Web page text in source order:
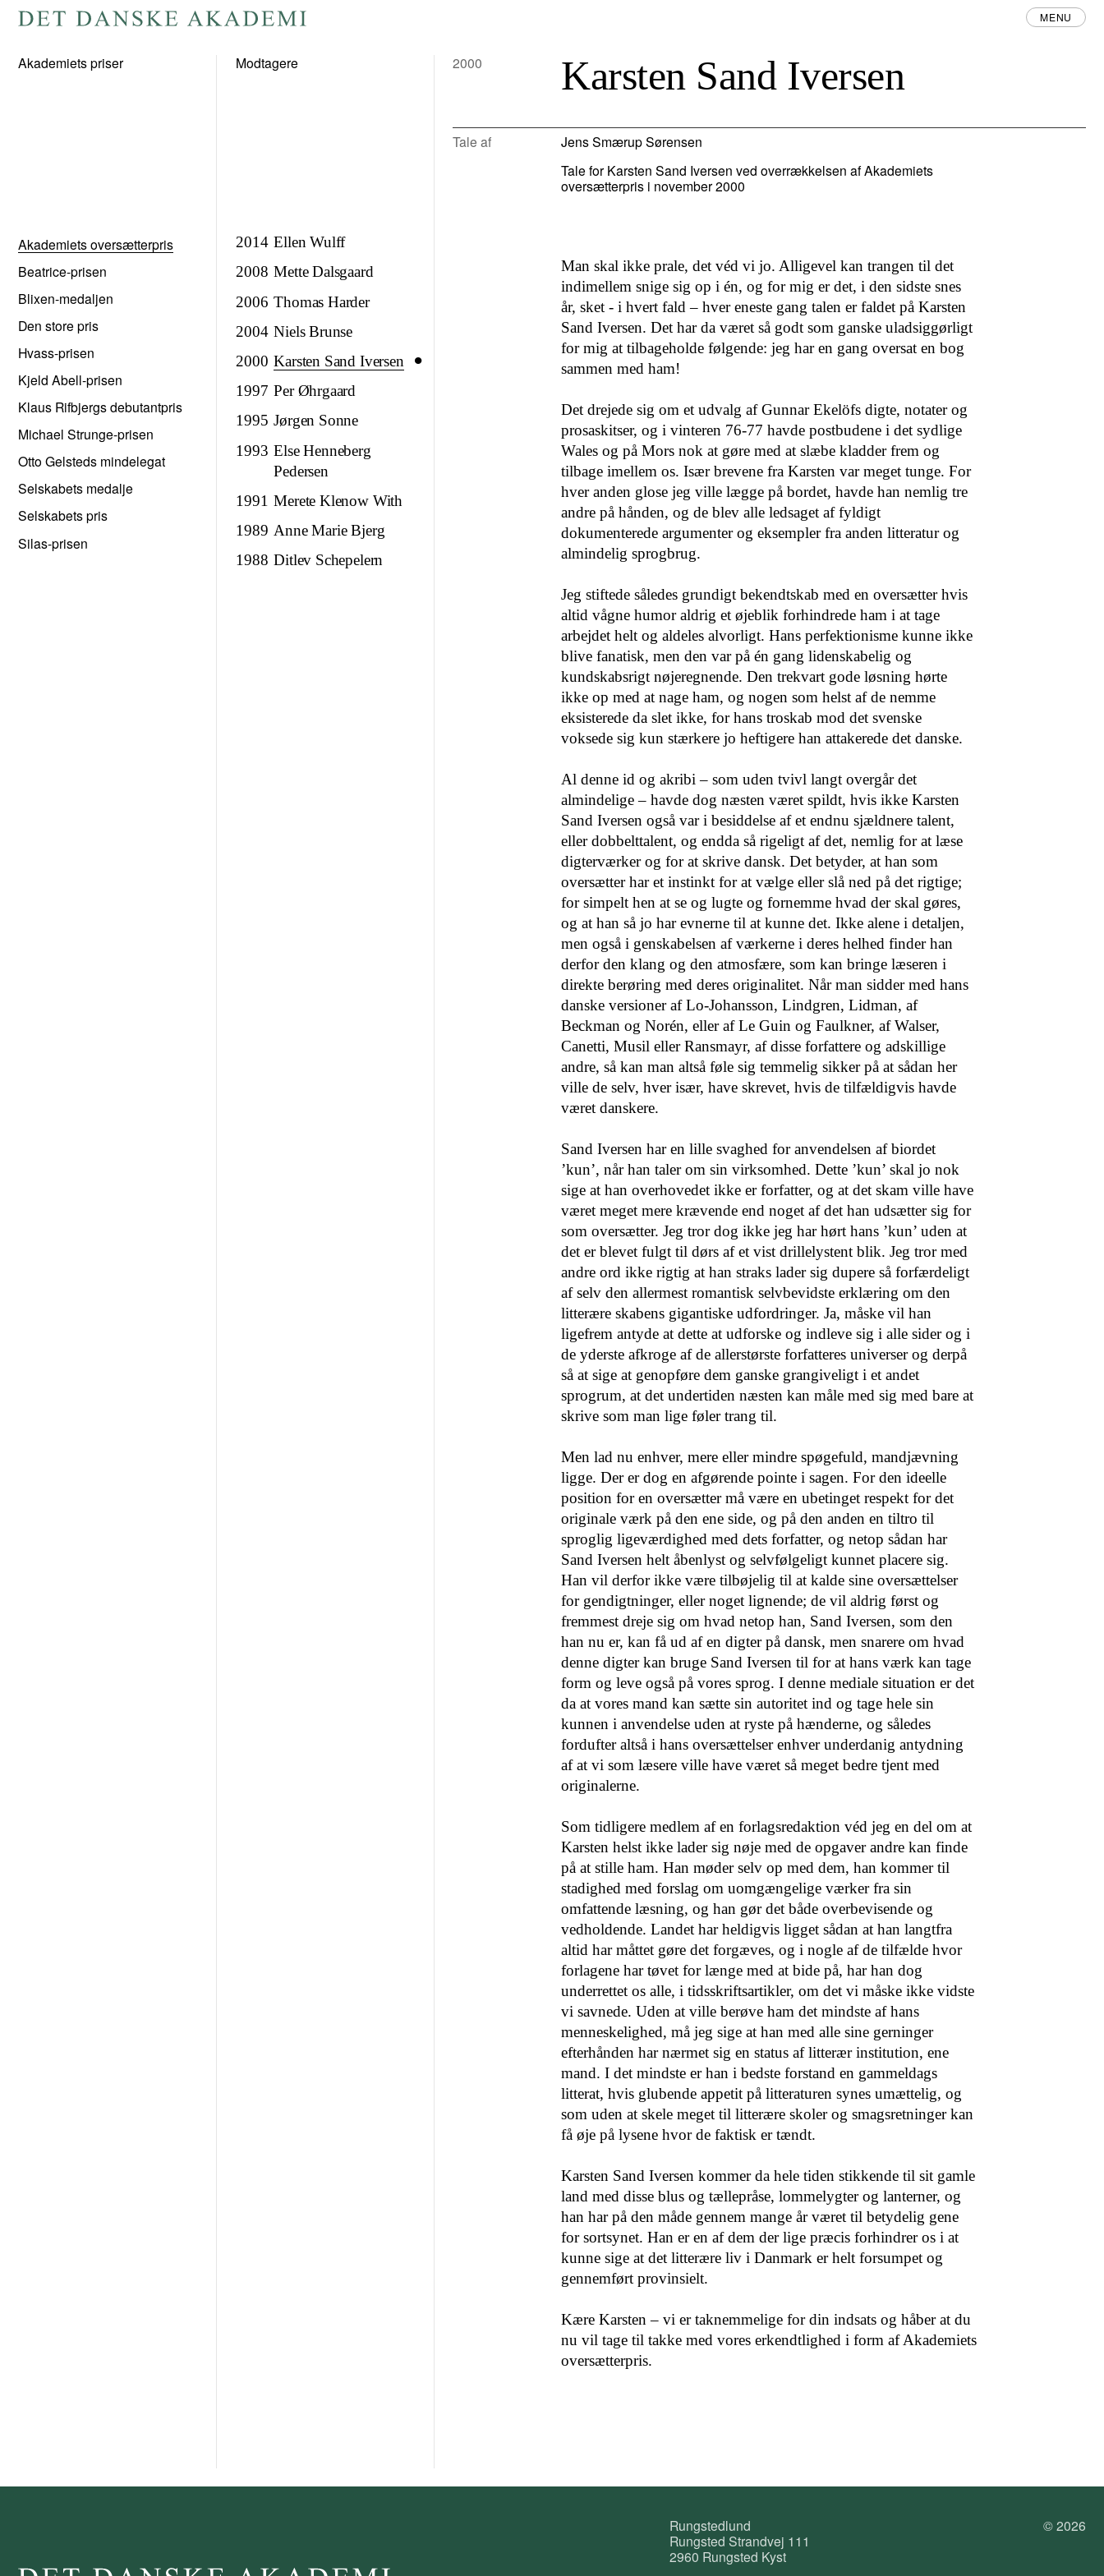
forsiden
MENU
Akademiets priser
Akademiets oversætterpris
Beatrice-prisen
Blixen-medaljen
Den store pris
Hvass-prisen
Kjeld Abell-prisen
Klaus Rifbjergs debutantpris
Michael Strunge-prisen
Otto Gelsteds mindelegat
Selskabets medalje
Selskabets pris
Silas-prisen
Modtagere
2014 Ellen Wulff
2008 Mette Dalsgaard
2006 Thomas Harder
2004 Niels Brunse
2000 Karsten Sand Iversen
1997 Per Øhrgaard
1995 Jørgen Sonne
1993 Else Henneberg
Pedersen
1991 Merete Klenow With
1989 Anne Marie Bjerg
1988 Ditlev Schepelern
2000 Karsten Sand Iversen
Tale af
Jens Smærup Sørensen
Tale for Karsten Sand Iversen ved overrækkelsen af Akademiets
oversætterpris i november 2000
Man skal ikke prale, det véd vi jo. Alligevel kan trangen til det
indimellem snige sig op i én, og for mig er det, i den sidste snes
år, sket - i hvert fald – hver eneste gang talen er faldet på Karsten
Sand Iversen. Det har da været så godt som ganske uladsiggørligt
for mig at tilbageholde følgende: jeg har en gang oversat en bog
sammen med ham!
Det drejede sig om et udvalg af Gunnar Ekelöfs digte, notater og
prosaskitser, og i vinteren 76-77 havde postbudene i det sydlige
Wales og på Mors nok at gøre med at slæbe kladder frem og
tilbage imellem os. Især brevene fra Karsten var meget tunge. For
hver anden glose jeg ville lægge på bordet, havde han nemlig tre
andre på hånden, og de blev alle ledsaget af fyldigt
dokumenterede argumenter og eksempler fra anden litteratur og
almindelig sprogbrug.
Jeg stiftede således grundigt bekendtskab med en oversætter hvis
altid vågne humor aldrig et øjeblik forhindrede ham i at tage
arbejdet helt og aldeles alvorligt. Hans perfektionisme kunne ikke
blive fanatisk, men den var på én gang lidenskabelig og
kundskabsrigt nøjeregnende. Den trekvart gode løsning hørte
ikke op med at nage ham, og nogen som helst af de nemme
eksisterede da slet ikke, for hans troskab mod det svenske
voksede sig kun stærkere jo heftigere han attakerede det danske.
Al denne id og akribi – som uden tvivl langt overgår det
almindelige – havde dog næsten været spildt, hvis ikke Karsten
Sand Iversen også var i besiddelse af et endnu sjældnere talent,
eller dobbelttalent, og endda så rigeligt af det, nemlig for at læse
digterværker og for at skrive dansk. Det betyder, at han som
oversætter har et instinkt for at vælge eller slå ned på det rigtige;
for simpelt hen at se og lugte og fornemme hvad der skal gøres,
og at han så jo har evnerne til at kunne det. Ikke alene i detaljen,
men også i genskabelsen af værkerne i deres helhed finder han
derfor den klang og den atmosfære, som kan bringe læseren i
direkte berøring med deres originalitet. Når man sidder med hans
danske versioner af Lo-Johansson, Lindgren, Lidman, af
Beckman og Norén, eller af Le Guin og Faulkner, af Walser,
Canetti, Musil eller Ransmayr, af disse forfattere og adskillige
andre, så kan man altså føle sig temmelig sikker på at sådan her
ville de selv, hver især, have skrevet, hvis de tilfældigvis havde
været danskere.
Sand Iversen har en lille svaghed for anvendelsen af biordet
’kun’, når han taler om sin virksomhed. Dette ’kun’ skal jo nok
sige at han overhovedet ikke er forfatter, og at det skam ville have
været meget mere krævende end noget af det han udsætter sig for
som oversætter. Jeg tror dog ikke jeg har hørt hans ’kun’ uden at
det er blevet fulgt til dørs af et vist drillelystent blik. Jeg tror med
andre ord ikke rigtig at han straks lader sig dupere så forfærdeligt
af selv den allermest romantisk selvbevidste erklæring om den
litterære skabens gigantiske udfordringer. Ja, måske vil han
ligefrem antyde at dette at udforske og indleve sig i alle sider og i
de yderste afkroge af de allerstørste forfatteres universer og derpå
så at sige at genopføre dem ganske grangiveligt i et andet
sprogrum, at det undertiden næsten kan måle med sig med bare at
skrive som man lige føler trang til.
Men lad nu enhver, mere eller mindre spøgefuld, mandjævning
ligge. Der er dog en afgørende pointe i sagen. For den ideelle
position for en oversætter må være en ubetinget respekt for det
originale værk på den ene side, og på den anden en tiltro til
sproglig ligeværdighed med dets forfatter, og netop sådan har
Sand Iversen helt åbenlyst og selvfølgeligt kunnet placere sig.
Han vil derfor ikke være tilbøjelig til at kalde sine oversættelser
for gendigtninger, eller noget lignende; de vil aldrig først og
fremmest dreje sig om hvad netop han, Sand Iversen, som den
han nu er, kan få ud af en digter på dansk, men snarere om hvad
denne digter kan bruge Sand Iversen til for at hans værk kan tage
form og leve også på vores sprog. I denne mediale situation er det
da at vores mand kan sætte sin autoritet ind og tage hele sin
kunnen i anvendelse uden at ryste på hænderne, og således
fordufter altså i hans oversættelser enhver underdanig antydning
af at vi som læsere ville have været så meget bedre tjent med
originalerne.
Som tidligere medlem af en forlagsredaktion véd jeg en del om at
Karsten helst ikke lader sig nøje med de opgaver andre kan finde
på at stille ham. Han møder selv op med dem, han kommer til
stadighed med forslag om uomgængelige værker fra sin
omfattende læsning, og han gør det både overbevisende og
vedholdende. Landet har heldigvis ligget sådan at han langtfra
altid har måttet gøre det forgæves, og i nogle af de tilfælde hvor
forlagene har tøvet for længe med at bide på, har han dog
underrettet os alle, i tidsskriftsartikler, om det vi måske ikke vidste
vi savnede. Uden at ville berøve ham det mindste af hans
menneskelighed, må jeg sige at han med alle sine gerninger
efterhånden har nærmet sig en status af litterær institution, ene
mand. I det mindste er han i bedste forstand en gammeldags
litterat, hvis glubende appetit på litteraturen synes umættelig, og
som uden at skele meget til litterære skoler og smagsretninger kan
få øje på lysene hvor de faktisk er tændt.
Karsten Sand Iversen kommer da hele tiden stikkende til sit gamle
land med disse blus og tællepråse, lommelygter og lanterner, og
han har på den måde gennem mange år været til betydelig gene
for sortsynet. Han er en af dem der lige præcis forhindrer os i at
kunne sige at det litterære liv i Danmark er helt forsumpet og
gennemført provinsielt.
Kære Karsten – vi er taknemmelige for din indsats og håber at du
nu vil tage til takke med vores erkendtlighed i form af Akademiets
oversætterpris.
Rungstedlund
Rungsted Strandvej 111
2960 Rungsted Kyst
© 2026